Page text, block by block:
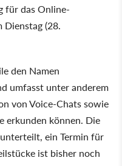
für das Online-
Dienstag (28.
den Namen
umfasst unter anderem
von Voice-Chats sowie
erkunden können. Die
ein Termin für
ist bisher noch